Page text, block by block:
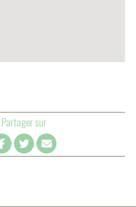
Partager sur